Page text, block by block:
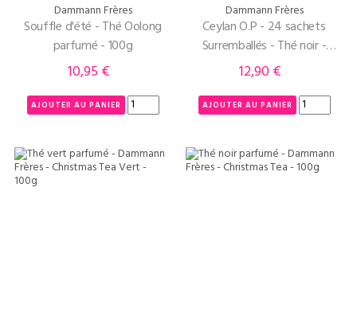
Dammann Frères
Souffle d'été - Thé Oolong
parfumé - 100g
Prix
10,95 €
AJOUTER AU PANIER
Dammann Frères
Ceylan O.P - 24 sachets
Surremballés - Thé noir -
Dammann Frères
Prix
12,90 €
AJOUTER AU PANIER